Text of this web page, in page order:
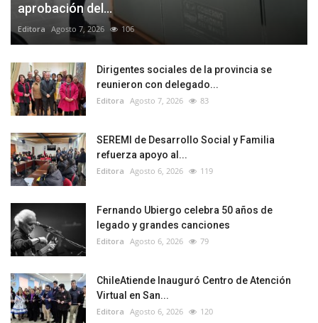
aprobación del...
Editora Agosto 7, 2026 106
Dirigentes sociales de la provincia se
reunieron con delegado...
Editora Agosto 7, 2026 83
SEREMI de Desarrollo Social y Familia
refuerza apoyo al...
Editora Agosto 6, 2026 119
Fernando Ubiergo celebra 50 años de
legado y grandes canciones
Editora Agosto 6, 2026 79
ChileAtiende Inauguró Centro de Atención
Virtual en San...
Editora Agosto 6, 2026 120